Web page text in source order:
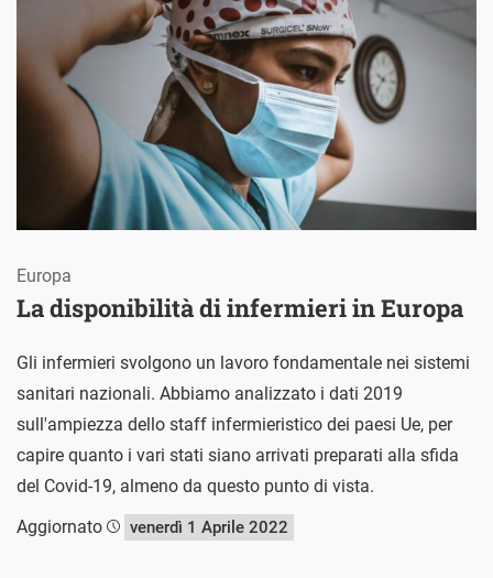
La disponibilità di infermieri in Europa
Europa
Gli infermieri svolgono un lavoro fondamentale nei sistemi
sanitari nazionali. Abbiamo analizzato i dati 2019
sull'ampiezza dello staff infermieristico dei paesi Ue, per
capire quanto i vari stati siano arrivati preparati alla sfida
del Covid-19, almeno da questo punto di vista.
Aggiornato
venerdì 1 Aprile 2022